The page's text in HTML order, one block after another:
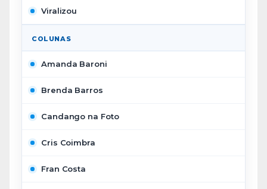
Viralizou
COLUNAS
Amanda Baroni
Brenda Barros
Candango na Foto
Cris Coimbra
Fran Costa